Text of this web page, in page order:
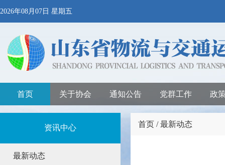
2026年08月07日 星期五
首页 关于协会 通知公告 党群工作 政
资讯中心
最新动态
首页 / 最新动态